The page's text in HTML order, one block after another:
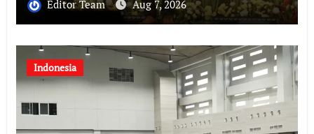
Editor Team Aug 7, 2026
Indonesia